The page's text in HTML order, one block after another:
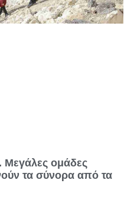
Μεγάλες ομάδες
τα σύνορα από τα